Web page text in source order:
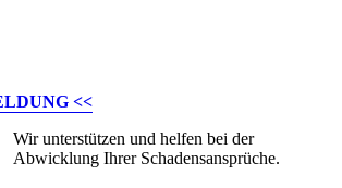
<<
Wir unterstützen und helfen bei der
Abwicklung Ihrer Schadensansprüche.